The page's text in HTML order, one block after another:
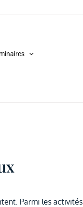
Parmi les activités